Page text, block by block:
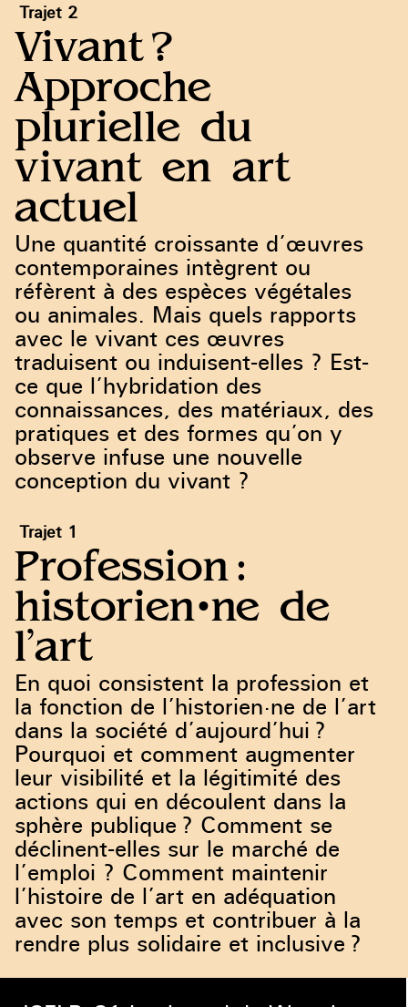
Trajet 2
Vivant ?
Approche
plurielle du
vivant en art
actuel
Une quantité croissante d’œuvres
contemporaines intègrent ou
réfèrent à des espèces végétales
ou animales. Mais quels rapports
avec le vivant ces œuvres
traduisent ou induisent-elles ? Est-
ce que l’hybridation des
connaissances, des matériaux, des
pratiques et des formes qu’on y
observe infuse une nouvelle
conception du vivant ?
Trajet 1
Profession :
historien·ne de
l’art
En quoi consistent la profession et
la fonction de l’historien·ne de l’art
dans la société d’aujourd’hui ?
Pourquoi et comment augmenter
leur visibilité et la légitimité des
actions qui en découlent dans la
sphère publique ? Comment se
déclinent-elles sur le marché de
l’emploi ? Comment maintenir
l’histoire de l’art en adéquation
avec son temps et contribuer à la
rendre plus solidaire et inclusive ?